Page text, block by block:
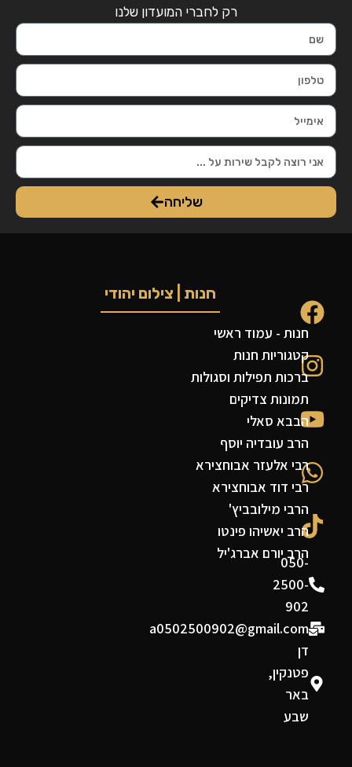
רק לחברי המועדון שלנו
שליחה
050-
2500-
902
a0502500902@gmail.com
דן
פטנקין,
באר
שבע
חנות | צילום יהודי
חנות - עמוד ראשי
קטגוריות חנות
ברכות תפילות וסגולות
תמונות צדיקים
הבבא סאלי
הרב עובדיה יוסף
רבי אלעזר אבוחצירא
רבי דוד אבוחצירא
הרבי מילובביץ'
הרב יאשיהו פינטו
הרב יורם אברג'יל